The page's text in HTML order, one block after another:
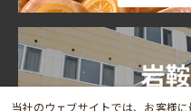
当社のウェブサイトでは、お客様